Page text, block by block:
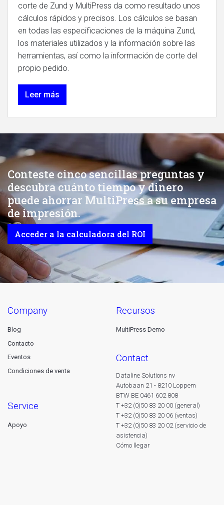
corte de Zund y MultiPress da como resultado unos
cálculos rápidos y precisos. Los cálculos se basan
en todas las especificaciones de la máquina Zund,
los materiales utilizados y la información sobre las
herramientas, así como la información de corte del
propio pedido.
Leer más
Conteste cinco sencillas preguntas y
descubra cuánto tiempo y dinero
puede ahorrar MultiPress a su empresa
de impresión.
Acceder a la calculadora del ROI
company
Blog
Contacto
Eventos
Condiciones de venta
service
Apoyo
recursos
MultiPress Demo
contact
Dataline Solutions nv
Autobaan 21 - 8210 Loppem
BTW BE 0461 602 808
T +32 (0)50 83 20 00 (general)
T +32 (0)50 83 20 06 (ventas)
T +32 (0)50 83 20 02 (servicio de
asistencia)
Cómo llegar